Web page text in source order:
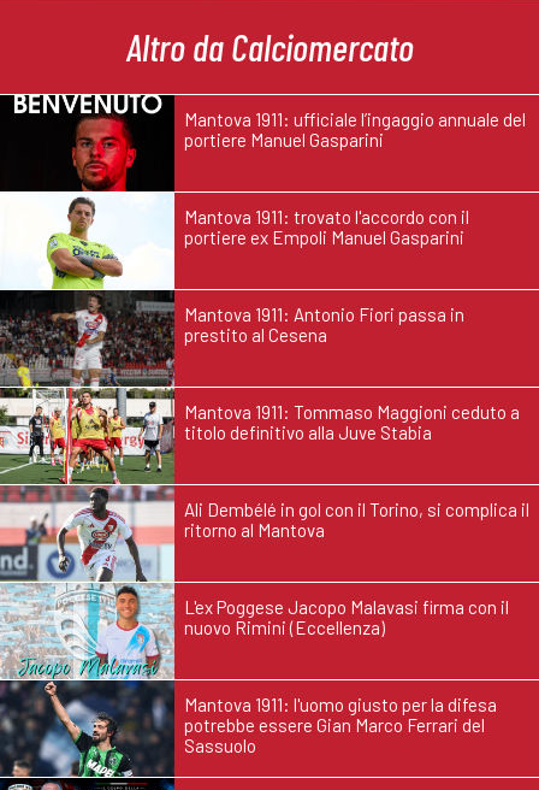
Altro da Calciomercato
Mantova 1911: ufficiale l’ingaggio annuale del
portiere Manuel Gasparini
Mantova 1911: trovato l'accordo con il
portiere ex Empoli Manuel Gasparini
Mantova 1911: Antonio Fiori passa in
prestito al Cesena
Mantova 1911: Tommaso Maggioni ceduto a
titolo definitivo alla Juve Stabia
Ali Dembélé in gol con il Torino, si complica il
ritorno al Mantova
L'ex Poggese Jacopo Malavasi firma con il
nuovo Rimini (Eccellenza)
Mantova 1911: l'uomo giusto per la difesa
potrebbe essere Gian Marco Ferrari del
Sassuolo